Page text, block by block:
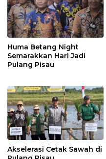
Huma Betang Night
Semarakkan Hari Jadi
Pulang Pisau
Akselerasi Cetak Sawah di